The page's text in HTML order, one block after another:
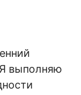
выполняю